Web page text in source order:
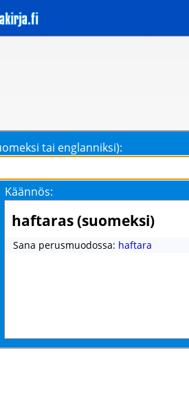
tai englanniksi):
Käännös:
haftaras (suomeksi)
Sana perusmuodossa: haftara